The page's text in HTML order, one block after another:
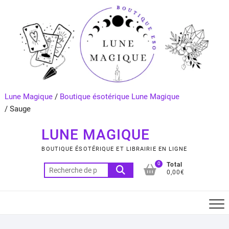
content
Lune Magique/ Boutique ésotérique Lune Magique
/ Sauge
LUNE MAGIQUE
BOUTIQUE ÉSOTÉRIQUE ET LIBRAIRIE EN LIGNE
Recherche
pour :
0
Total
0,00€